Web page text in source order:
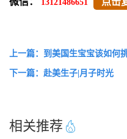
13121486651
上一篇：到美国生宝宝该如何
下一篇：赴美生子|月子时光
相关推荐